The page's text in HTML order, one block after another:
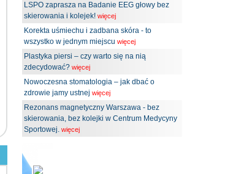
LSPO zaprasza na Badanie EEG głowy bez
skierowania i kolejek! więcej
Korekta uśmiechu i zadbana skóra - to
wszystko w jednym miejscu więcej
Plastyka piersi – czy warto się na nią
zdecydować? więcej
Nowoczesna stomatologia – jak dbać o
zdrowie jamy ustnej więcej
Rezonans magnetyczny Warszawa - bez
skierowania, bez kolejki w Centrum Medycyny
Sportowej. więcej